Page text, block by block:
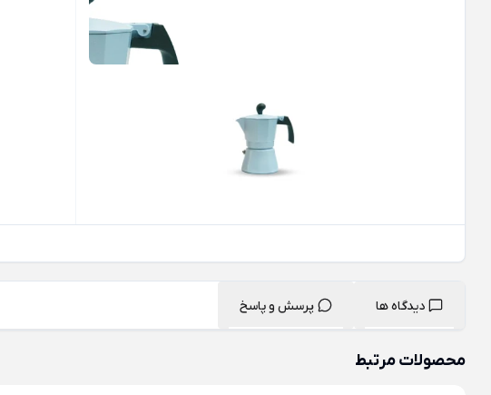
دیدگاه ها پرسش و پاسخ
محصولات مرتبط